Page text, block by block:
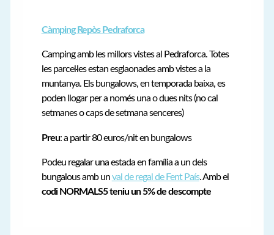
Càmping Repòs Pedraforca
Camping amb les millors vistes al Pedraforca. Totes
les parcel·les estan esglaonades amb vistes a la
muntanya. Els bungalows, en temporada baixa, es
poden llogar per a només una o dues nits (no cal
setmanes o caps de setmana senceres)
Preu: a partir 80 euros/nit en bungalows
Podeu regalar una estada en família a un dels
bungalous amb unval de regal de Fent País. Amb el
codi NORMALS5 teniu un 5% de descompte